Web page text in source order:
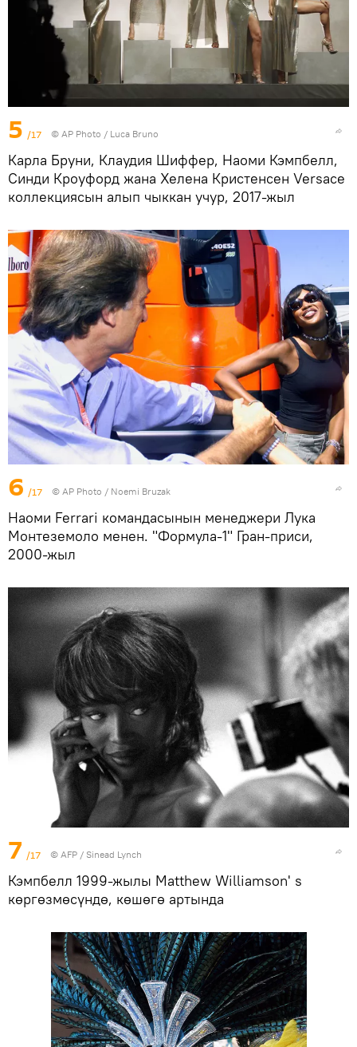
5 /17 © AP Photo / Luca Bruno
Карла Бруни, Клаудия Шиффер, Наоми Кэмпбелл,
Синди Кроуфорд жана Хелена Кристенсен Versace
коллекциясын алып чыккан учур, 2017-жыл
6 /17 © AP Photo / Noemi Bruzak
Наоми Ferrari командасынын менеджери Лука
Монтеземоло менен. "Формула-1" Гран-приси,
2000-жыл
7 /17 © AFP / Sinead Lynch
Кэмпбелл 1999-жылы Matthew Williamson' s
көргөзмөсүндө, көшөгө артында